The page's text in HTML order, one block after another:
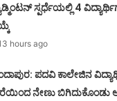
ಸ್ಪರ್ಧೆಯಲ್ಲಿ 4
hours ago
ಪದವಿ ಕಾಲೇಜಿನ
ನೇಣು ಬಿಗಿದುಕೊಂಡು